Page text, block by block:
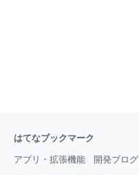
はてなブックマーク
アプリ・拡張機能 開発ブログ